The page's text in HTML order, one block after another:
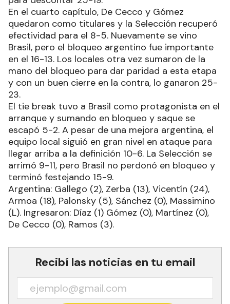
En el cuarto capítulo, De Cecco y Gómez
quedaron como titulares y la Selección recuperó
efectividad para el 8-5. Nuevamente se vino
Brasil, pero el bloqueo argentino fue importante
en el 16-13. Los locales otra vez sumaron de la
mano del bloqueo para dar paridad a esta etapa
y con un buen cierre en la contra, lo ganaron 25-
23.
El tie break tuvo a Brasil como protagonista en el
arranque y sumando en bloqueo y saque se
escapó 5-2. A pesar de una mejora argentina, el
equipo local siguió en gran nivel en ataque para
llegar arriba a la definición 10-6. La Selección se
arrimó 9-11, pero Brasil no perdonó en bloqueo y
terminó festejando 15-9.
Argentina: Gallego (2), Zerba (13), Vicentín (24),
Armoa (18), Palonsky (5), Sánchez (0), Massimino
(L). Ingresaron: Díaz (1) Gómez (0), Martínez (0),
De Cecco (0), Ramos (3).
Recibí las noticias en tu email